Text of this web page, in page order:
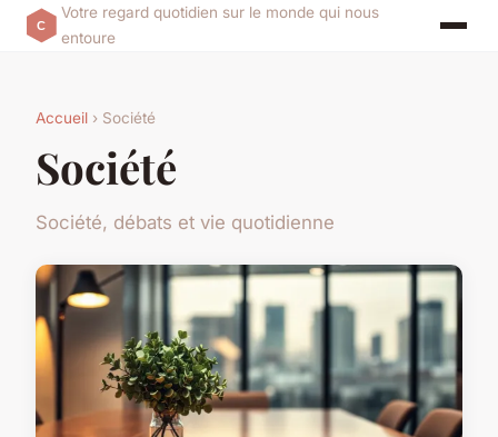
Votre regard quotidien sur le monde qui nous
entoure
Accueil › Société
Société
Société, débats et vie quotidienne